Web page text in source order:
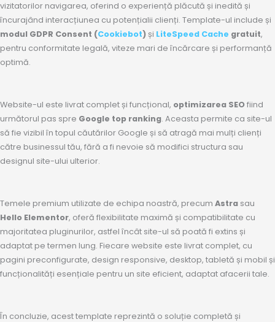
vizitatorilor navigarea, oferind o experiență plăcută și inedită și
încurajând interacțiunea cu potențialii clienți. Template-ul include și
modul GDPR Consent (Cookiebot) și LiteSpeed Cache gratuit,
pentru conformitate legală, viteze mari de încărcare și performanță
optimă.
Website-ul este livrat complet și funcțional, optimizarea SEO fiind
următorul pas spre Google top ranking. Aceasta permite ca site-ul
să fie vizibil în topul căutărilor Google și să atragă mai mulți clienți
către businessul tău, fără a fi nevoie să modifici structura sau
designul site-ului ulterior.
Temele premium utilizate de echipa noastră, precum Astra sau
Hello Elementor, oferă flexibilitate maximă și compatibilitate cu
majoritatea pluginurilor, astfel încât site-ul să poată fi extins și
adaptat pe termen lung. Fiecare website este livrat complet, cu
pagini preconfigurate, design responsive, desktop, tabletă și mobil și
funcționalități esențiale pentru un site eficient, adaptat afacerii tale.
În concluzie, acest template reprezintă o soluție completă și